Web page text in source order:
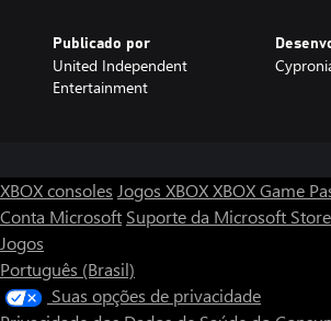
Publicado por
United Independent
Entertainment
XBOX consoles Jogos XBOXXBOX Game
Conta Microsoft Suporte da Microsoft Store
Jogos
Português (Brasil)
Suas opções de privacidade